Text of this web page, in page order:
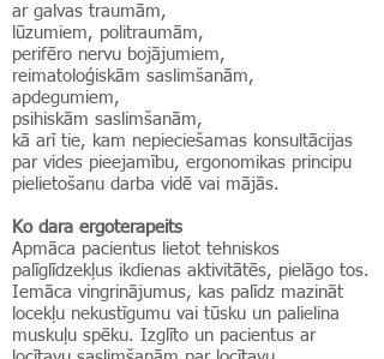
ar galvas traumām,
lūzumiem, politraumām,
perifēro nervu bojājumiem,
reimatoloģiskām saslimšanām,
apdegumiem,
psihiskām saslimšanām,
kā arī tie, kam nepieciešamas konsultācijas
par vides pieejamību, ergonomikas principu
pielietošanu darba vidē vai mājās.
Ko dara ergoterapeits
Apmāca pacientus lietot tehniskos
palīglīdzekļus ikdienas aktivitātēs, pielāgo tos.
Iemāca vingrinājumus, kas palīdz mazināt
locekļu nekustīgumu vai tūsku un palielina
muskuļu spēku. Izglīto un pacientus ar